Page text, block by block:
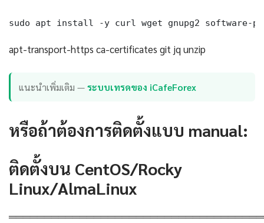
sudo apt install -y curl wget gnupg2 software-
apt-transport-https ca-certificates git jq unzip
แนะนำเพิ่มเติม —ระบบเทรดของ iCafeForex
หรือถ้าต้องการติดตั้งแบบ manual:
ติดตั้งบน CentOS/Rocky
Linux/AlmaLinux